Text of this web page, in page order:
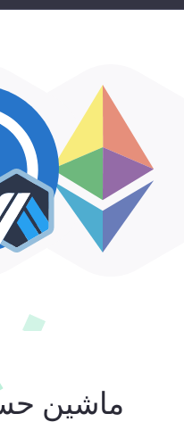
ماشین